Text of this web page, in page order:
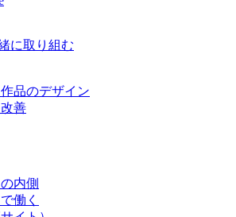
に取り組む
品のデザイン
善
内側
働く